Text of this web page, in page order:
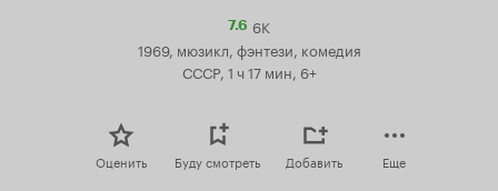
7.6Рейтинг
Кинопоиска
7.6
6K
1969, мюзикл, фэнтези, комедия
СССР, 1 ч 17 мин, 6+
Оценить Буду смотреть Добавить Еще